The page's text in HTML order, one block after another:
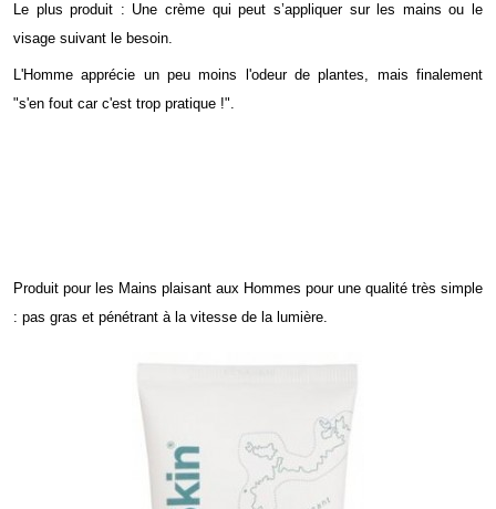
Le plus produit : Une crème qui peut s’appliquer sur les mains ou le
visage suivant le besoin.
L'Homme apprécie un peu moins l'odeur de plantes, mais finalement
"s'en fout car c'est trop pratique !".
Produit pour les Mains plaisant aux Hommes pour une qualité très simple
: pas gras et pénétrant à la vitesse de la lumière.